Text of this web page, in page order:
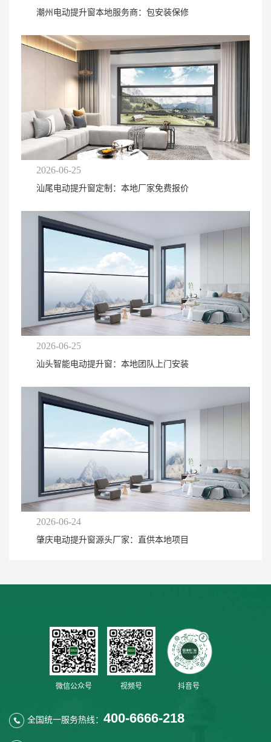
潮州电动提升窗本地服务商：包安装保修
2026-06-25
汕尾电动提升窗定制：本地厂家免费报价
2026-06-25
汕头智能电动提升窗：本地团队上门安装
2026-06-24
肇庆电动提升窗源头厂家：直供本地项目
微信公众号 视频号 抖音号
全国统一服务热线： 400-6666-218